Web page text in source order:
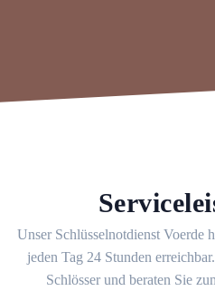
Unser Schlüsselnotdienst
jeden Tag 24 Stunden
Schlösser und beraten Sie